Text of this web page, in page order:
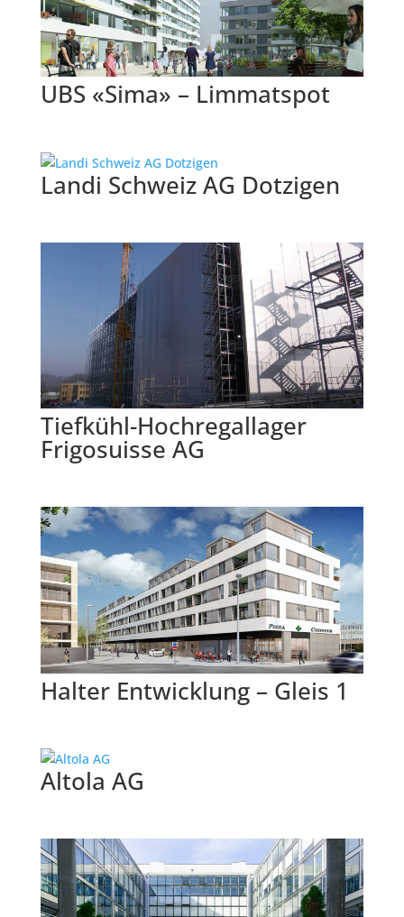
UBS «Sima» – Limmatspot
Landi Schweiz AG Dotzigen
Tiefkühl-Hochregallager
Frigosuisse AG
Halter Entwicklung – Gleis 1
Altola AG